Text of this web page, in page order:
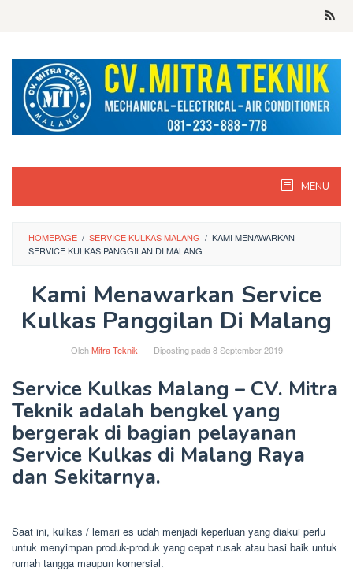
MENU
HOMEPAGE / SERVICE KULKAS MALANG / KAMI MENAWARKAN
SERVICE KULKAS PANGGILAN DI MALANG
Kami Menawarkan Service
Kulkas Panggilan Di Malang
OlehMitra Teknik Diposting pada 8 September 2019
Service Kulkas Malang – CV. Mitra
Teknik adalah bengkel yang
bergerak di bagian pelayanan
Service Kulkas di Malang Raya
dan Sekitarnya.
Saat ini, kulkas / lemari es udah menjadi keperluan yang diakui perlu
untuk menyimpan produk-produk yang cepat rusak atau basi baik untuk
rumah tangga maupun komersial.